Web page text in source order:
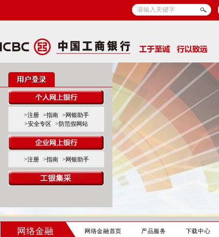
>注册 >指南
>网银助手
>安全专区
>防范假网站
>注册 >指南 >网银助手
网络金融 网络金融首页 产品服务 下载中心